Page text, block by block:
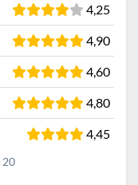
4,25
4,90
4,60
4,80
4,45
20